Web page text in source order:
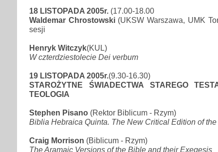
18 LISTOPADA 2005r. (17.00-18.00
Waldemar Chrostowski(UKSW Warszawa, UMK
sesji
Henryk Witczyk(KUL)
W czterdziestolecie Dei verbum
19 LISTOPADA 2005r.(9.30-16.30)
STAROŻYTNE ŚWIADECTWA STAREGO
TEOLOGIA
Stephen Pisano (Rektor Biblicum - Rzym)
Biblia Hebraica Quinta. The New Critical Edition of
Craig Morrison (Biblicum - Rzym)
The Aramaic Versions of the Bible and their Exegesis